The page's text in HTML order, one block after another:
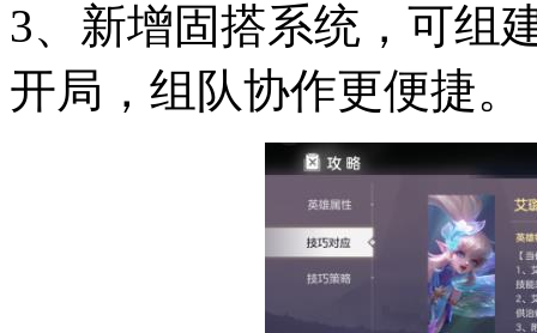
3、新增固搭系统，可组
开局，组队协作更便捷。